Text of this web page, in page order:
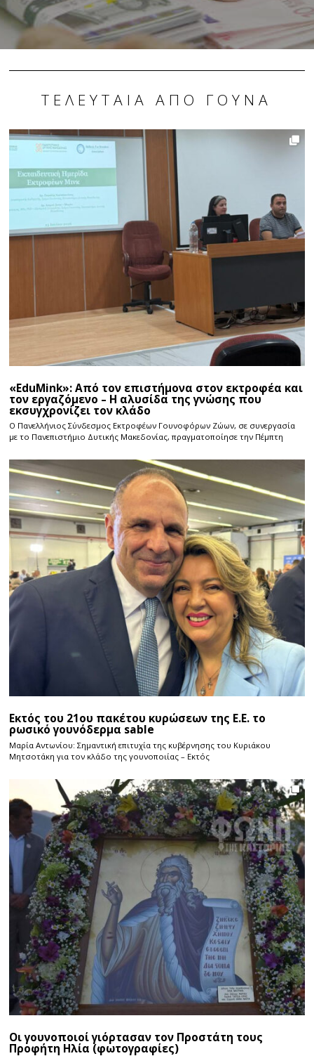
ΤΕΛΕΥΤΑΊΑ ΑΠΌ ΓΟΎΝΑ
«EduMink»: Από τον επιστήμονα στον εκτροφέα και
τον εργαζόμενο – Η αλυσίδα της γνώσης που
εκσυγχρονίζει τον κλάδο
Ο Πανελλήνιος Σύνδεσμος Εκτροφέων Γουνοφόρων Ζώων, σε συνεργασία
με το Πανεπιστήμιο Δυτικής Μακεδονίας, πραγματοποίησε την Πέμπτη
Εκτός του 21ου πακέτου κυρώσεων της Ε.Ε. το
ρωσικό γουνόδερμα sable
Μαρία Αντωνίου: Σημαντική επιτυχία της κυβέρνησης του Κυριάκου
Μητσοτάκη για τον κλάδο της γουνοποιίας – Εκτός
Οι γουνοποιοί γιόρτασαν τον Προστάτη τους
Προφήτη Ηλία (φωτογραφίες)